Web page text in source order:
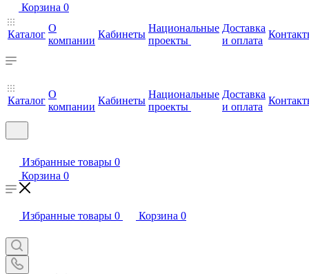
Корзина 0
Каталог
О
компании
Кабинеты
Национальные
проекты
Доставка
и оплата
Каталог
О
компании
Кабинеты
Национальные
проекты
Доставка
и оплата
Избранные товары 0
Корзина 0
Избранные товары 0 Корзина 0